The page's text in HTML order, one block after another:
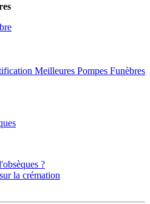
Meilleures Pompes Funèbres
?
la crémation